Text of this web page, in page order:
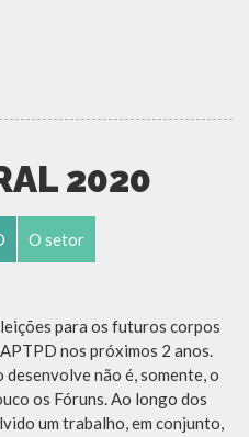
2020
O setor
para os futuros corpos
nos próximos 2 anos.
não é, somente, o
os Fóruns. Ao longo dos
um trabalho, em conjunto,